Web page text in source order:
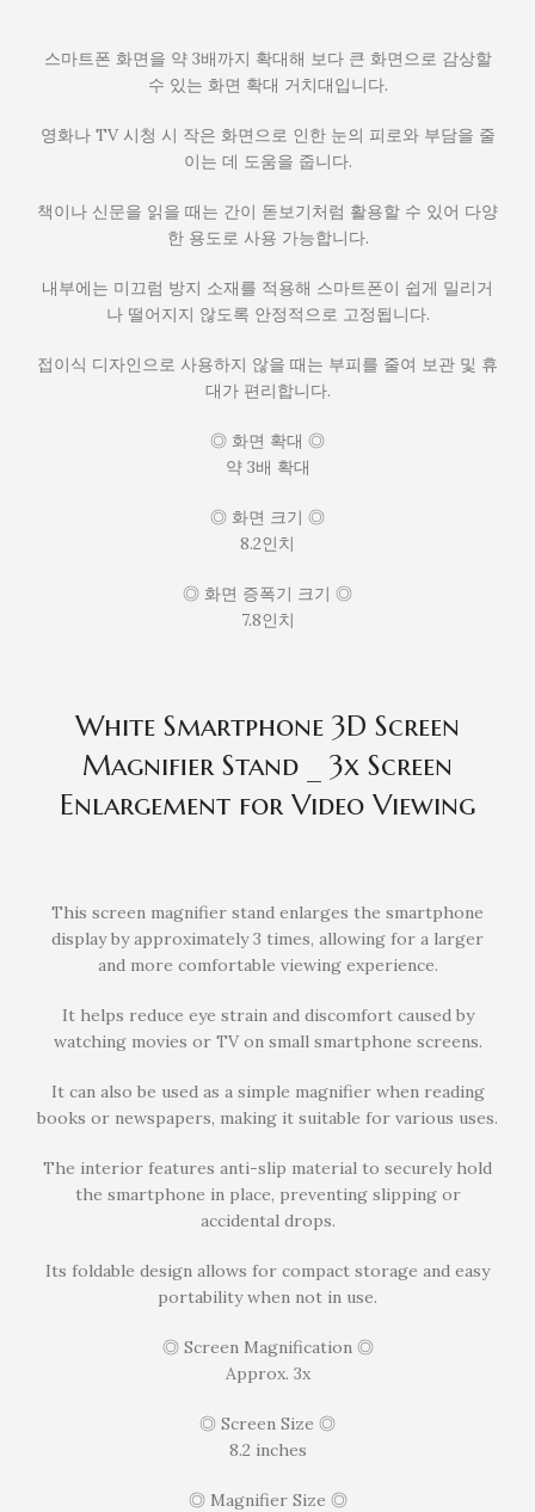
스마트폰 화면을 약 3배까지 확대해 보다 큰 화면으로 감상할
수 있는 화면 확대 거치대입니다.
영화나 TV 시청 시 작은 화면으로 인한 눈의 피로와 부담을 줄
이는 데 도움을 줍니다.
책이나 신문을 읽을 때는 간이 돋보기처럼 활용할 수 있어 다양
한 용도로 사용 가능합니다.
내부에는 미끄럼 방지 소재를 적용해 스마트폰이 쉽게 밀리거
나 떨어지지 않도록 안정적으로 고정됩니다.
접이식 디자인으로 사용하지 않을 때는 부피를 줄여 보관 및 휴
대가 편리합니다.
◎ 화면 확대 ◎
약 3배 확대
◎ 화면 크기 ◎
8.2인치
◎ 화면 증폭기 크기 ◎
7.8인치
White Smartphone 3D Screen
Magnifier Stand _ 3x Screen
Enlargement for Video Viewing
This screen magnifier stand enlarges the smartphone
display by approximately 3 times, allowing for a larger
and more comfortable viewing experience.
It helps reduce eye strain and discomfort caused by
watching movies or TV on small smartphone screens.
It can also be used as a simple magnifier when reading
books or newspapers, making it suitable for various uses.
The interior features anti-slip material to securely hold
the smartphone in place, preventing slipping or
accidental drops.
Its foldable design allows for compact storage and easy
portability when not in use.
◎ Screen Magnification ◎
Approx. 3x
◎ Screen Size ◎
8.2 inches
◎ Magnifier Size ◎